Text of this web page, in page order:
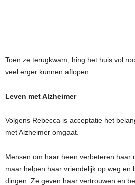
Toen ze terugkwam, hing het huis vol
veel erger kunnen aflopen.
Leven met Alzheimer
Volgens Rebecca is acceptatie het
met Alzheimer omgaat.
Mensen om haar heen verbeteren haar
maar helpen haar vriendelijk op weg en
dingen. Ze geven haar vertrouwen en